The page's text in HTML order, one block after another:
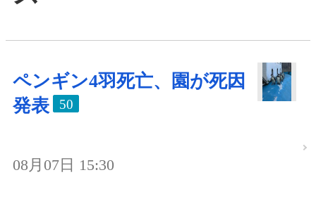
ペンギン4羽死亡、園が死因
発表
50
08月07日 15:30